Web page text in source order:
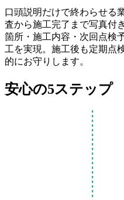
口頭説明だけで終わらせる
査から施工完了まで写真付
箇所・施工内容・次回点検
工を実現。施工後も定期点
的にお守りします。
安心の5ステップ